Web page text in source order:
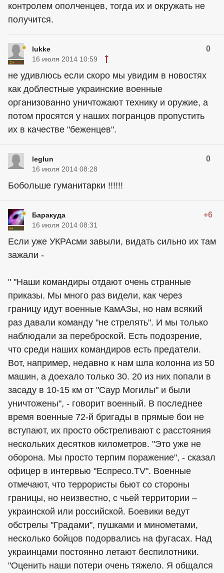
контролем ополченцев, тогда их и окружать не
получится.
lukke 0
16 июля 2014 10:59
не удивлюсь если скоро мы увидим в новостях
как доблестные украинские военные
организованно уничтожают технику и оружие, а
потом просятся у наших погранцов пропустить
их в качестве "беженцев".
leglun 0
16 июля 2014 08:28
Бобольше гуманитарки !!!!!!
Баракуда +6
16 июля 2014 08:31
Если уже УКРАсми завыли, видать сильно их там
зажали -
" "Наши командиры отдают очень странные
приказы. Мы много раз видели, как через
границу идут военные КамАЗы, но нам всякий
раз давали команду "не стрелять". И мы только
наблюдали за переброской. Есть подозрение,
что среди наших командиров есть предатели.
Вот, например, недавно к нам шла колонна из 50
машин, а доехало только 30. 20 из них попали в
засаду в 10-15 км от "Саур Могилы" и были
уничтожены", - говорит военный. В последнее
время военные 72-й бригады в прямые бои не
вступают, их просто обстреливают с расстояния
нескольких десятков километров. "Это уже не
оборона. Мы просто терпим поражение", - сказал
офицер в интервью "Еспресо.TV". Военные
отмечают, что террористы бьют со стороны
границы, но неизвестно, с чьей территории –
украинской или российской. Боевики ведут
обстрелы "Градами", пушками и минометами,
несколько бойцов подорвались на фугасах. Над
украинцами постоянно летают беспилотники.
"Оценить наши потери очень тяжело. Я общался